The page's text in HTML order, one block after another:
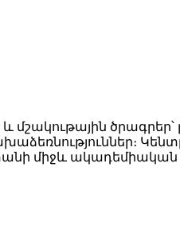
ծրագրեր՝
միջև ակադեմիական